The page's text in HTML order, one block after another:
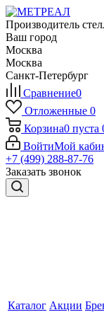
Производитель
Ваш город
Москва
Москва
Санкт-Петербург
Сравнение0
Отложенные 0
Корзина0 пуста
ВойтиМой
+7 (499) 288-87-76
Заказать звонок
Каталог Акции